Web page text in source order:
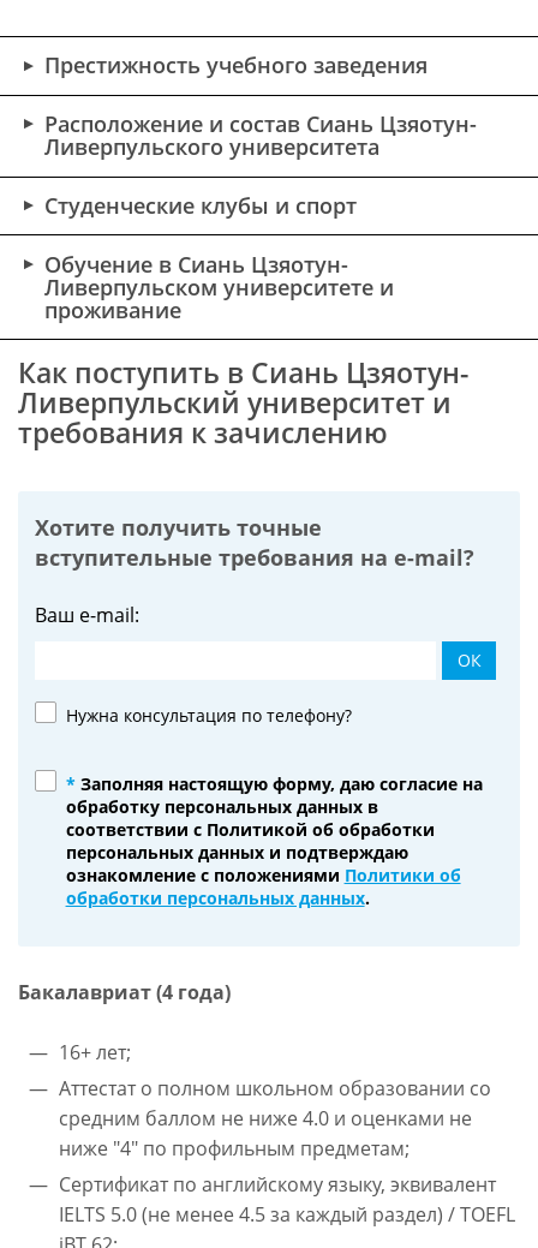
Престижность учебного заведения
Расположение и состав Сиань Цзяотун-
Ливерпульского университета
Студенческие клубы и спорт
Обучение в Сиань Цзяотун-
Ливерпульском университет​е и
проживание
Как поступить в Сиань Цзяотун-
Ливерпульский университет​ и
требования к зачислению
Хотите получить точные
вступительные требования наe-mail?
Ваш e-mail:
ОК
Нужна консультация по телефону?
*Заполняя настоящую форму, даю согласие на
обработку персональных данных в
соответствии с Политикой об обработки
персональных данных и подтверждаю
ознакомление с положениями Политики об
обработки персональных данных.
Бакалавриат (4 года)
16+ лет;
Аттестат о полном школьном образовании со
средним баллом не ниже 4.0 и оценками не
ниже "4" по профильным предметам;
Сертификат по английскому языку, эквивалент
IELTS 5.0 (не менее 4.5 за каждый раздел) / TOEFL